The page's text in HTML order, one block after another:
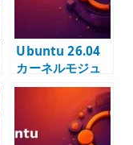
Ubuntu 26.04
カーネルモジュ
ールの基本設定 –
modules-load
と modprobe
を管理する